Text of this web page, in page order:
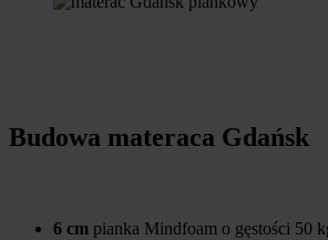
Budowa materaca Gdańsk
6 cm pianka Mindfoam o gęstości 50